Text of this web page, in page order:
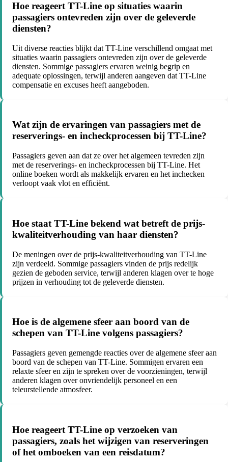
Hoe reageert TT-Line op situaties waarin
passagiers ontevreden zijn over de geleverde
diensten?
Uit diverse reacties blijkt dat TT-Line verschillend omgaat met
situaties waarin passagiers ontevreden zijn over de geleverde
diensten. Sommige passagiers ervaren weinig begrip en
adequate oplossingen, terwijl anderen aangeven dat TT-Line
compensatie en excuses heeft aangeboden.
Wat zijn de ervaringen van passagiers met de
reserverings- en incheckprocessen bij TT-Line?
Passagiers geven aan dat ze over het algemeen tevreden zijn
met de reserverings- en incheckprocessen bij TT-Line. Het
online boeken wordt als makkelijk ervaren en het inchecken
verloopt vaak vlot en efficiënt.
Hoe staat TT-Line bekend wat betreft de prijs-
kwaliteitverhouding van haar diensten?
De meningen over de prijs-kwaliteitverhouding van TT-Line
zijn verdeeld. Sommige passagiers vinden de prijs redelijk
gezien de geboden service, terwijl anderen klagen over te hoge
prijzen in verhouding tot de geleverde diensten.
Hoe is de algemene sfeer aan boord van de
schepen van TT-Line volgens passagiers?
Passagiers geven gemengde reacties over de algemene sfeer aan
boord van de schepen van TT-Line. Sommigen ervaren een
relaxte sfeer en zijn te spreken over de voorzieningen, terwijl
anderen klagen over onvriendelijk personeel en een
teleurstellende atmosfeer.
Hoe reageert TT-Line op verzoeken van
passagiers, zoals het wijzigen van reserveringen
of het omboeken van een reisdatum?